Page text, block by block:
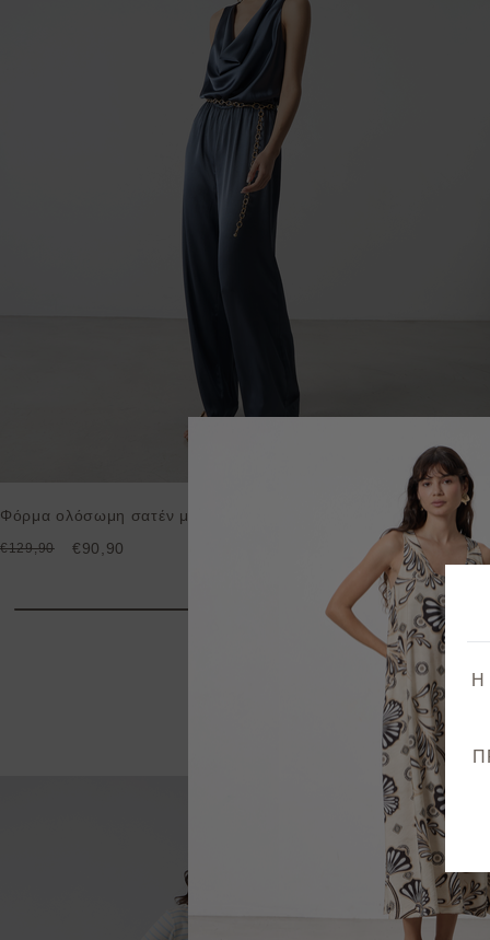
Φόρμα ολόσωμη σατέν με ντραπέ ντεκολτέ
€129,90 €90,90
Η